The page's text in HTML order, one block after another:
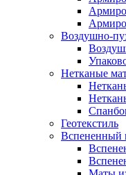
Воздушно-
Нетканые
Геотекстиль
Вспененный